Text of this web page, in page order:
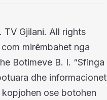
Gjilani. All rights
mirëmbahet nga
Botimeve B. I. “Sfinga
dhe informacionet
ose botohen